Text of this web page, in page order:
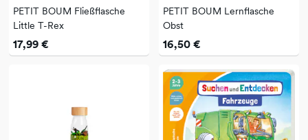
PETIT BOUM Fließflasche
Little T-Rex
17,99 €
PETIT BOUM Lernflasche
Obst
16,50 €